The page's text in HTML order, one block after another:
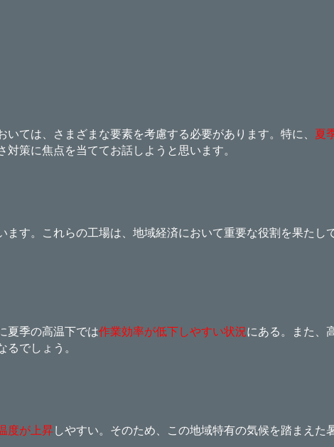
ては、さまざまな要素を考慮する必要があります。特に、 夏
策に焦点を当ててお話しようと思います。
す。これらの工場は、地域経済において重要な役割を果たし
夏季の高温下では作業効率が低下しやすい状況にある。また、
でしょう。
度が上昇しやすい。そのため、この地域特有の気候を踏まえた